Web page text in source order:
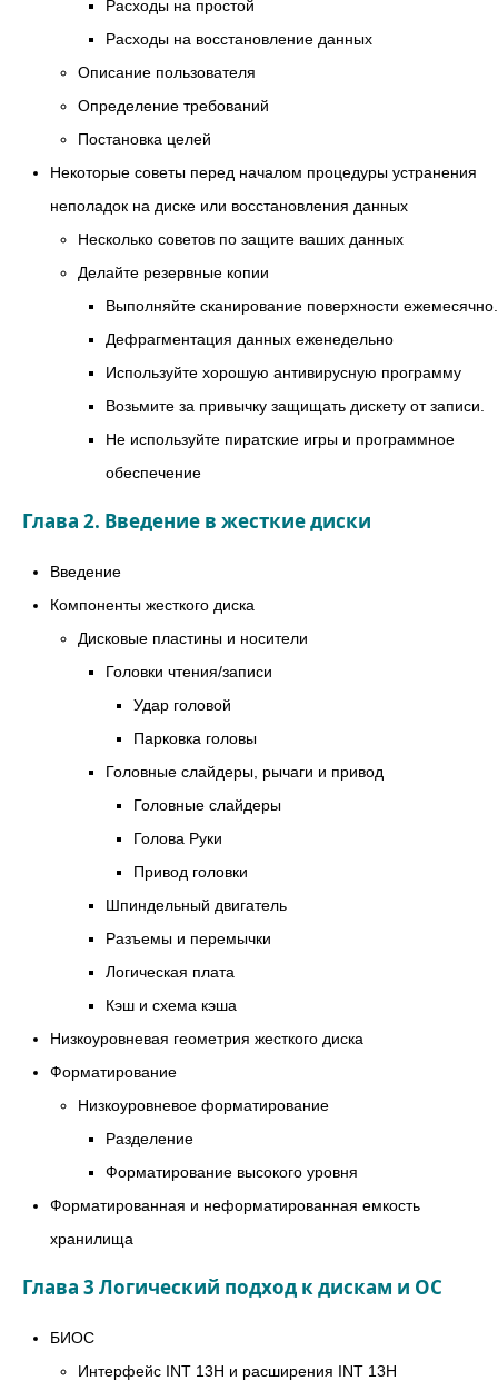
Расходы на простой
Расходы на восстановление данных
Описание пользователя
Определение требований
Постановка целей
Некоторые советы перед началом процедуры устранения
неполадок на диске или восстановления данных
Несколько советов по защите ваших данных
Делайте резервные копии
Выполняйте сканирование поверхности ежемесячно.
Дефрагментация данных еженедельно
Используйте хорошую антивирусную программу
Возьмите за привычку защищать дискету от записи.
Не используйте пиратские игры и программное
обеспечение
Глава 2. Введение в жесткие диски
Введение
Компоненты жесткого диска
Дисковые пластины и носители
Головки чтения/записи
Удар головой
Парковка головы
Головные слайдеры, рычаги и привод
Головные слайдеры
Голова Руки
Привод головки
Шпиндельный двигатель
Разъемы и перемычки
Логическая плата
Кэш и схема кэша
Низкоуровневая геометрия жесткого диска
Форматирование
Низкоуровневое форматирование
Разделение
Форматирование высокого уровня
Форматированная и неформатированная емкость
хранилища
Глава 3 Логический подход к дискам и ОС
БИОС
Интерфейс INT 13H и расширения INT 13H